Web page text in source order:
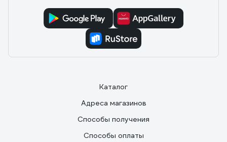
Каталог
Адреса магазинов
Способы получения
Способы оплаты